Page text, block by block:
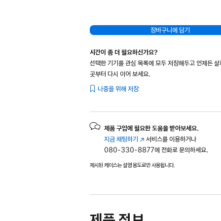
장바구니에 담기
시간이 좀 더 필요하신가요?
선택한 기기를 관심 목록에 모두 저장해두고 언제든
곳부터 다시 이어 보세요.
나중을 위해 저장
제품 구입에 필요한 도움을 받아보세요.
지금 채팅하기 (새
창에서
열림)
서비스를 이용하거나
080-330-8877에 전화로 문의하세요.
제시된 케이스는 설명 용도로만 사용됩니다.